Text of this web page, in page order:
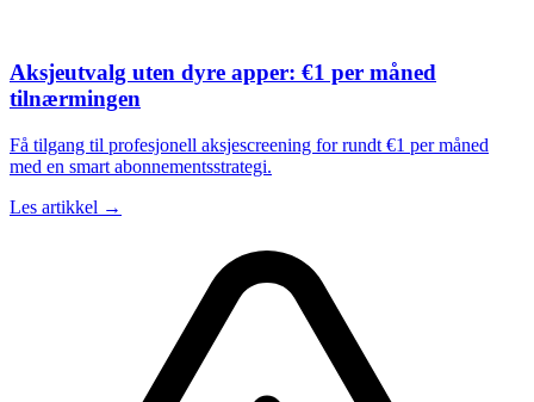
Aksjeutvalg uten dyre apper: €1 per måned
tilnærmingen
Få tilgang til profesjonell aksjescreening for rundt €1 per måned
med en smart abonnementsstrategi.
Les artikkel →